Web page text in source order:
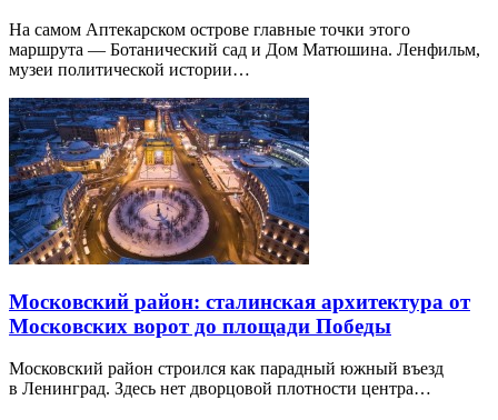
На самом Аптекарском острове главные точки этого
маршрута — Ботанический сад и Дом Матюшина. Ленфильм,
музеи политической истории…
Московский район: сталинская архитектура от
Московских ворот до площади Победы
Московский район строился как парадный южный въезд
в Ленинград. Здесь нет дворцовой плотности центра…